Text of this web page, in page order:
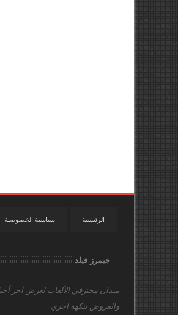
سياسية الخصوصية الرئيسية
جيمرز فيلد
ميدان محترفي الألعابلعرض آخر
والعروض بنكهة اخري